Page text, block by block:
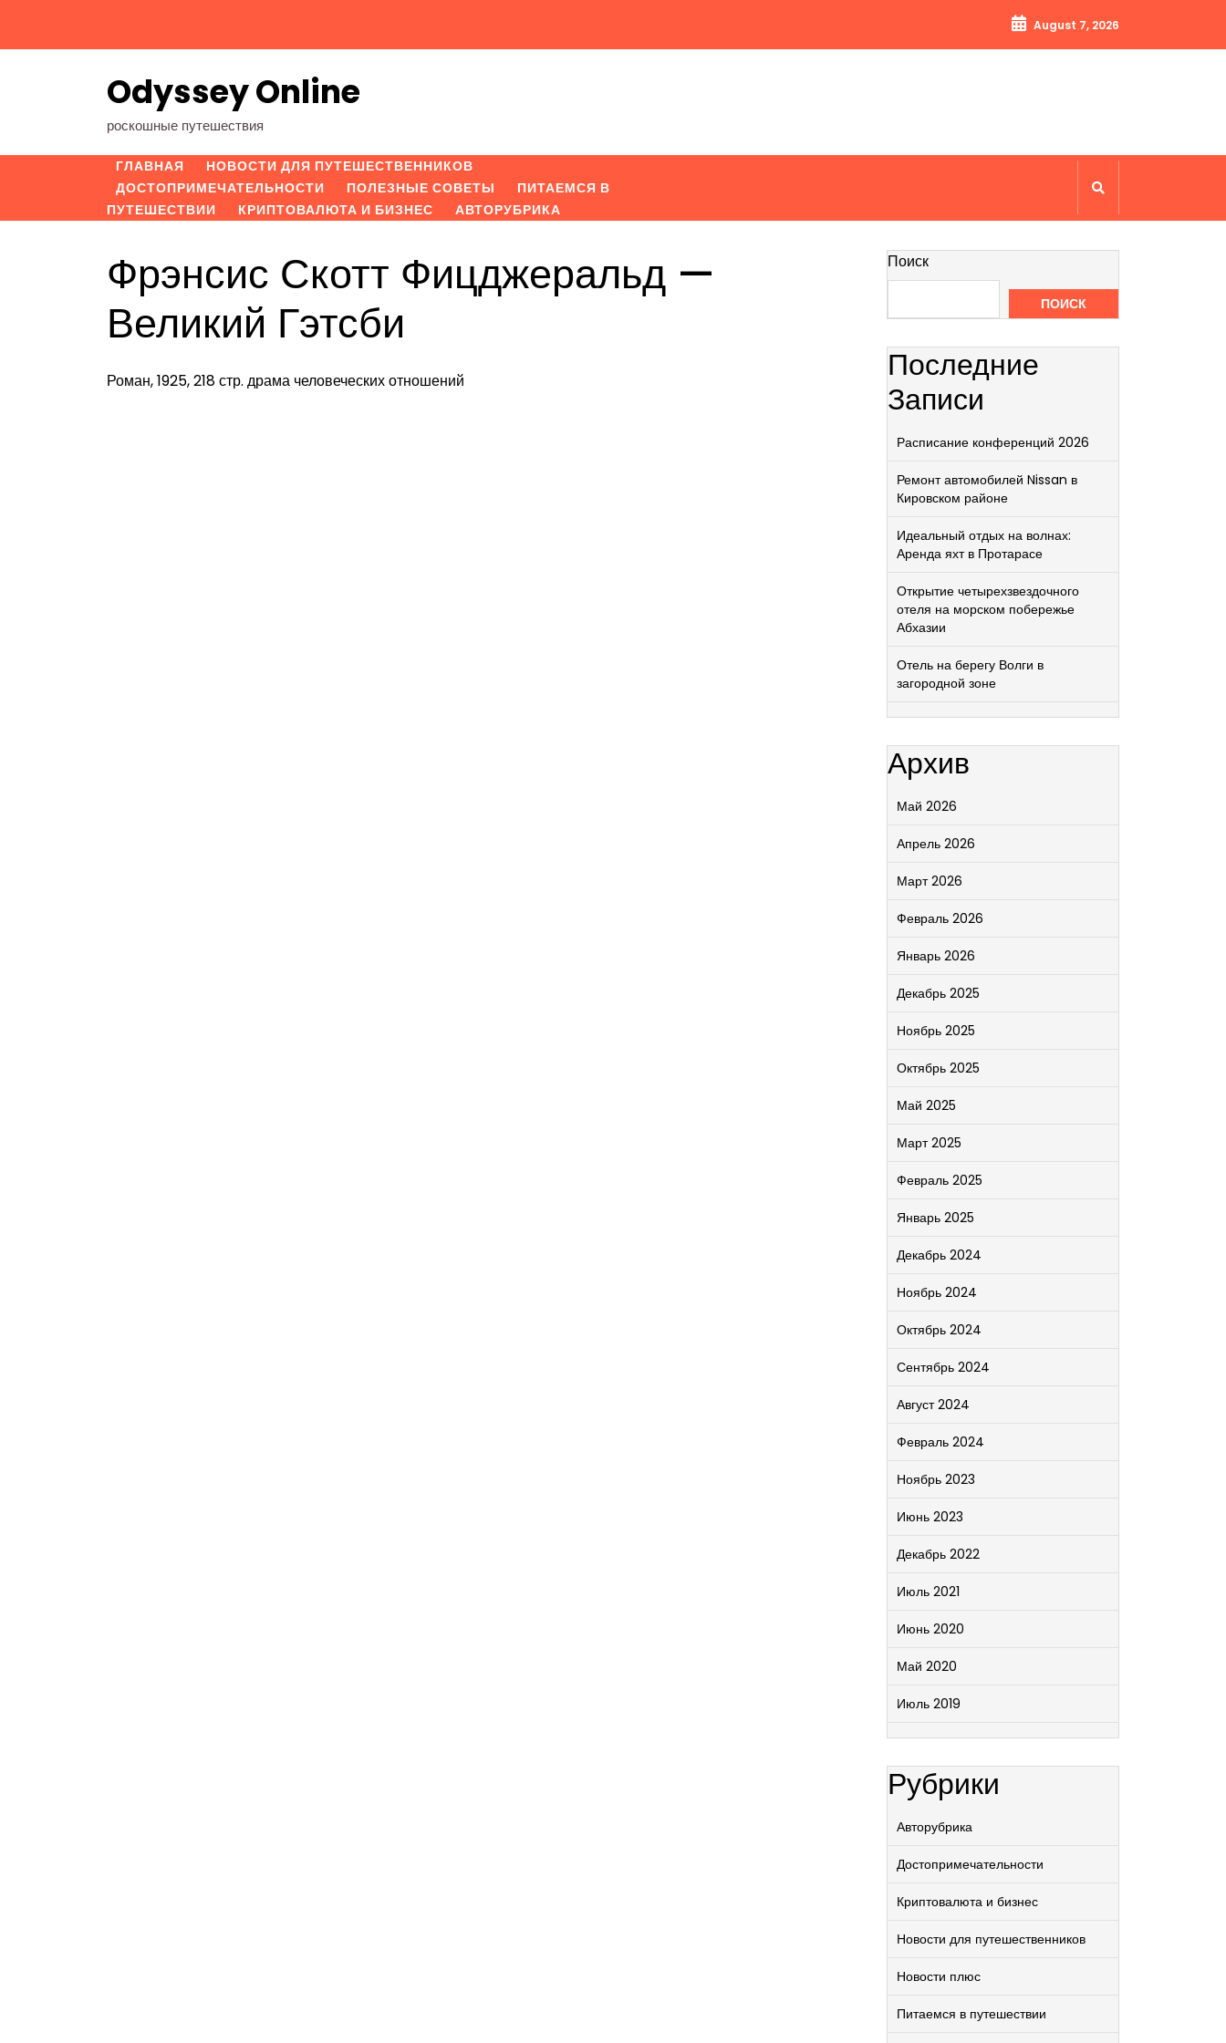
содержимому
August 7, 2026
Odyssey Online
роскошные путешествия
ГЛАВНАЯ
НОВОСТИ ДЛЯ ПУТЕШЕСТВЕННИКОВ
ДОСТОПРИМЕЧАТЕЛЬНОСТИ
ПОЛЕЗНЫЕ СОВЕТЫ
ПИТАЕМСЯ В
ПУТЕШЕСТВИИ
КРИПТОВАЛЮТА И БИЗНЕС АВТОРУБРИКА
Фрэнсис Скотт Фицджеральд —
Великий Гэтсби
Роман, 1925, 218 стр. драма человеческих отношений
Поиск
ПОИСК
Последние
Записи
Расписание конференций 2026
Ремонт автомобилей Nissan в
Кировском районе
Идеальный отдых на волнах:
Аренда яхт в Протарасе
Открытие четырехзвездочного
отеля на морском побережье
Абхазии
Отель на берегу Волги в
загородной зоне
Архив
Май 2026
Апрель 2026
Март 2026
Февраль 2026
Январь 2026
Декабрь 2025
Ноябрь 2025
Октябрь 2025
Май 2025
Март 2025
Февраль 2025
Январь 2025
Декабрь 2024
Ноябрь 2024
Октябрь 2024
Сентябрь 2024
Август 2024
Февраль 2024
Ноябрь 2023
Июнь 2023
Декабрь 2022
Июль 2021
Июнь 2020
Май 2020
Июль 2019
Рубрики
Авторубрика
Достопримечательности
Криптовалюта и бизнес
Новости для путешественников
Новости плюс
Питаемся в путешествии